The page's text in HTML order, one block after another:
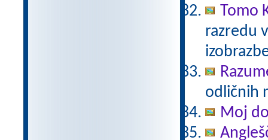
Tomo
razredu
odličnih
Moj